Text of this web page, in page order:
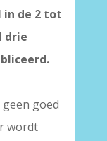
in de 2 tot
drie
goed
wordt